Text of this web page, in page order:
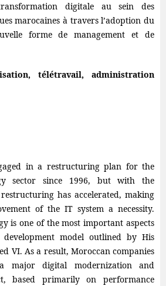
digitale au sein des
marocaines à travers l’adoption du
forme de management et de
télétravail, administration
in a restructuring plan for the
sector since 1996, but with the
has accelerated, making
of the IT system a necessity.
is one of the most important aspects
model outlined by His
VI. As a result, Moroccan companies
major digital modernization and
based primarily on performance